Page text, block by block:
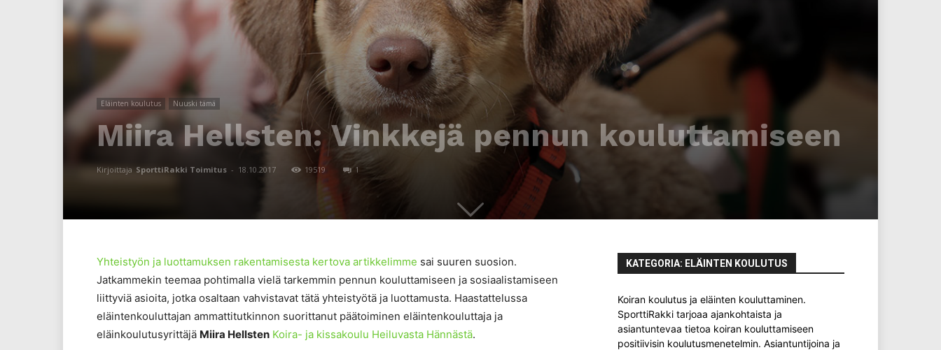
Eläinten koulutus Nuuski tämä
Miira Hellsten: Vinkkejä pennun kouluttamiseen
Kirjoittaja SporttiRakki Toimitus - 18.10.2017 19519 1
Yhteistyön ja luottamuksen rakentamisesta kertova artikkelimme sai suuren suosion.
Jatkammekin teemaa pohtimalla vielä tarkemmin pennun kouluttamiseen ja sosiaalistamiseen
liittyviä asioita, jotka osaltaan vahvistavat tätä yhteistyötä ja luottamusta. Haastattelussa
eläintenkouluttajan ammattitutkinnon suorittanut päätoiminen eläintenkouluttaja ja
eläinkoulutusyrittäjä Miira Hellsten Koira- ja kissakoulu Heiluvasta Hännästä.
KATEGORIA: ELÄINTEN KOULUTUS
Koiran koulutus ja eläinten kouluttaminen.
SporttiRakki tarjoaa ajankohtaista ja
asiantuntevaa tietoa koiran kouluttamiseen
positiivisin koulutusmenetelmin. Asiantuntijoina ja